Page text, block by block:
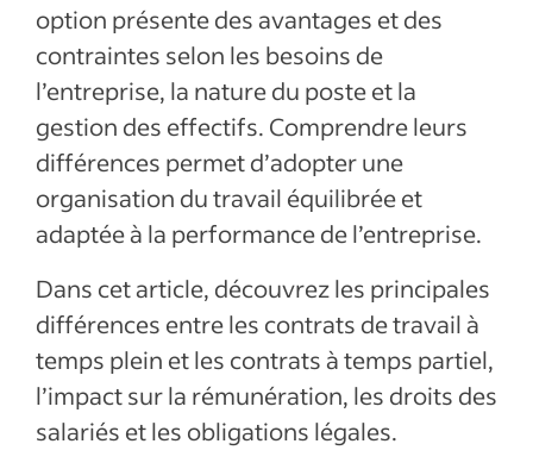
option présente des avantages et des
contraintes selon les besoins de
l’entreprise, la nature du poste et la
gestion des effectifs. Comprendre leurs
différences permet d’adopter une
organisation du travail équilibrée et
adaptée à la performance de l’entreprise.
Dans cet article, découvrez les principales
différences entre les contrats de travail à
temps plein et les contrats à temps partiel,
l’impact sur la rémunération, les droits des
salariés et les obligations légales.